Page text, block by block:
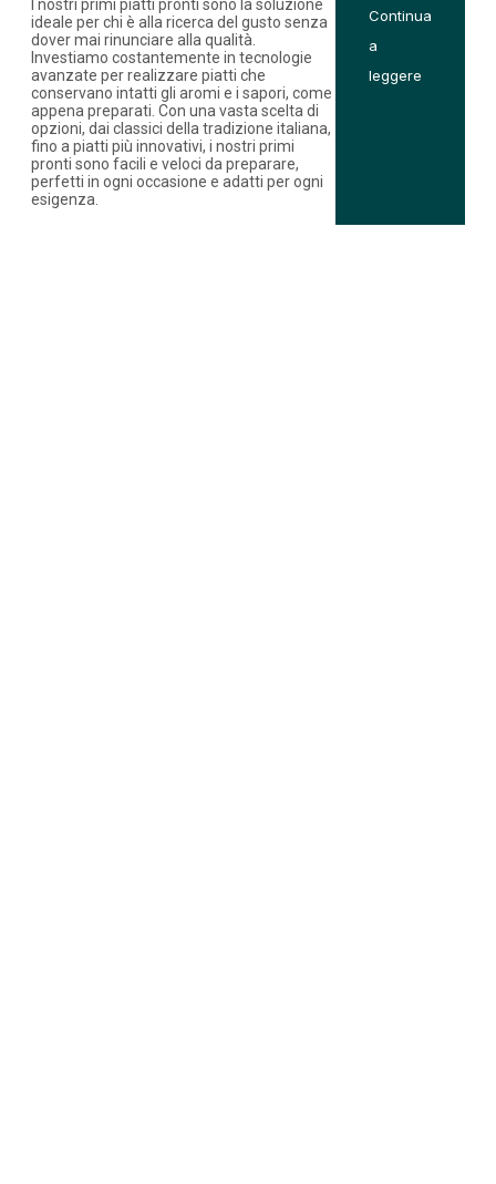
I nostri primi piatti pronti sono la soluzione
ideale per chi è alla ricerca del gusto senza
dover mai rinunciare alla qualità.
Investiamo costantemente in tecnologie
avanzate per realizzare piatti che
conservano intatti gli aromi e i sapori, come
appena preparati. Con una vasta scelta di
opzioni, dai classici della tradizione italiana,
fino a piatti più innovativi, i nostri primi
pronti sono facili e veloci da preparare,
perfetti in ogni occasione e adatti per ogni
esigenza.
Continua
a
leggere